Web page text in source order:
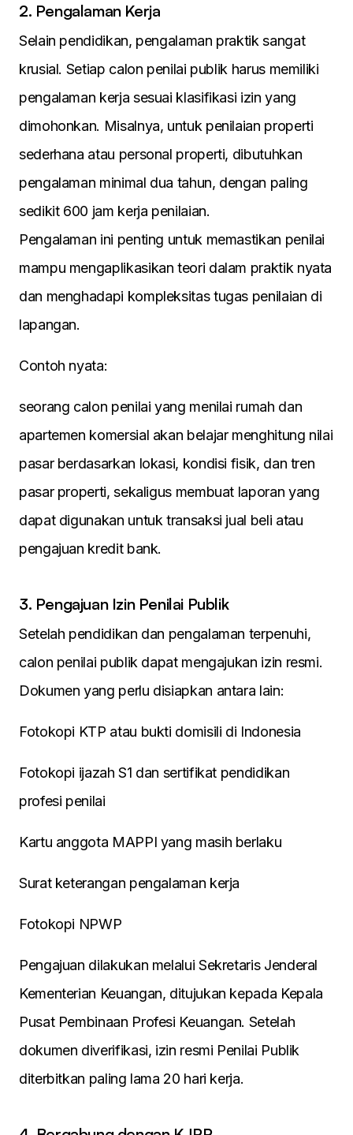
2. Pengalaman Kerja
Selain pendidikan, pengalaman praktik sangat
krusial. Setiap calon penilai publik harus memiliki
pengalaman kerja sesuai klasifikasi izin yang
dimohonkan. Misalnya, untuk penilaian properti
sederhana atau personal properti, dibutuhkan
pengalaman minimal dua tahun, dengan paling
sedikit 600 jam kerja penilaian.
Pengalaman ini penting untuk memastikan penilai
mampu mengaplikasikan teori dalam praktik nyata
dan menghadapi kompleksitas tugas penilaian di
lapangan.
Contoh nyata:
seorang calon penilai yang menilai rumah dan
apartemen komersial akan belajar menghitung nilai
pasar berdasarkan lokasi, kondisi fisik, dan tren
pasar properti, sekaligus membuat laporan yang
dapat digunakan untuk transaksi jual beli atau
pengajuan kredit bank.
3. Pengajuan Izin Penilai Publik
Setelah pendidikan dan pengalaman terpenuhi,
calon penilai publik dapat mengajukan izin resmi.
Dokumen yang perlu disiapkan antara lain:
Fotokopi KTP atau bukti domisili di Indonesia
Fotokopi ijazah S1 dan sertifikat pendidikan
profesi penilai
Kartu anggota MAPPI yang masih berlaku
Surat keterangan pengalaman kerja
Fotokopi NPWP
Pengajuan dilakukan melalui Sekretaris Jenderal
Kementerian Keuangan, ditujukan kepada Kepala
Pusat Pembinaan Profesi Keuangan. Setelah
dokumen diverifikasi, izin resmi Penilai Publik
diterbitkan paling lama 20 hari kerja.